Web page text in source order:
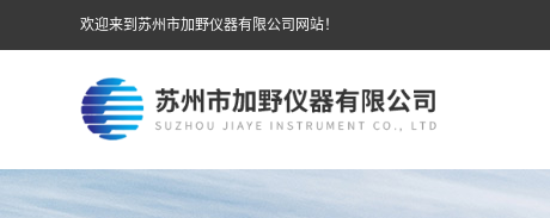
欢迎来到苏州市加野仪器有限公司网站！